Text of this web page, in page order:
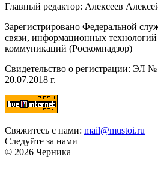
Главный редактор: Алексеев
Зарегистрировано Федеральной
связи, информационных
коммуникаций (Роскомнадзор)
Свидетельство о регистрации: ЭЛ
20.07.2018 г.
Свяжитесь с нами: mail@mustoi.ru
Следуйте за нами
© 2026 Черника